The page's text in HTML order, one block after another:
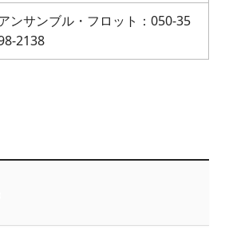
ンサンブル・フロット：050-35
2138